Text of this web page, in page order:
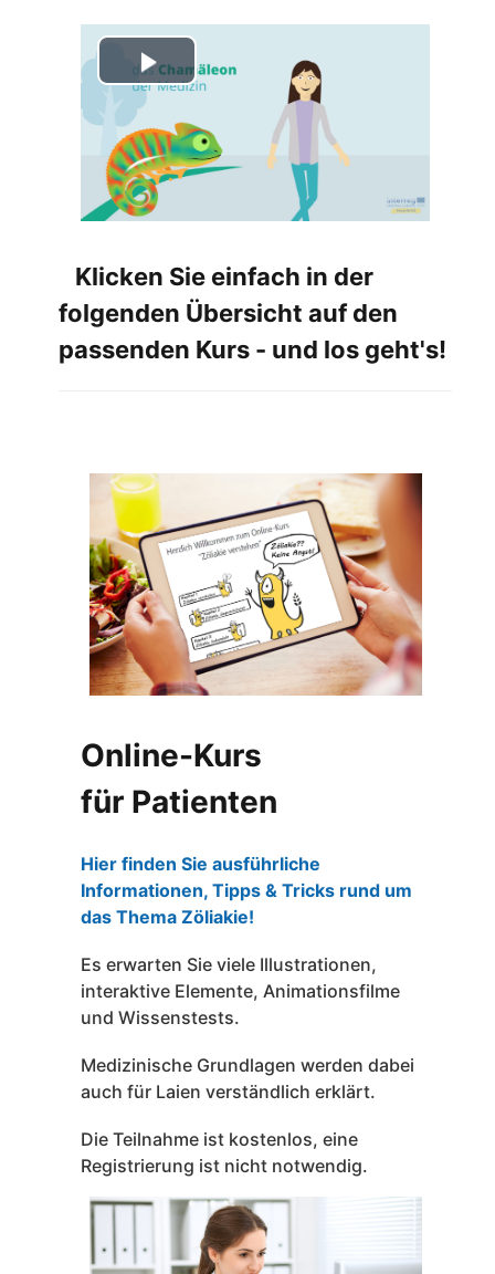
Video
abspielen
Klicken Sie einfach in der
folgenden Übersicht auf den
passenden Kurs - und los geht's!
Online-Kurs
für Patienten
Hier finden Sie ausführliche
Informationen, Tipps & Tricks rund um
das Thema Zöliakie!
Es erwarten Sie viele Illustrationen,
interaktive Elemente, Animationsfilme
und Wissenstests.
Medizinische Grundlagen werden dabei
auch für Laien verständlich erklärt.
Die Teilnahme ist kostenlos, eine
Registrierung ist nicht notwendig.